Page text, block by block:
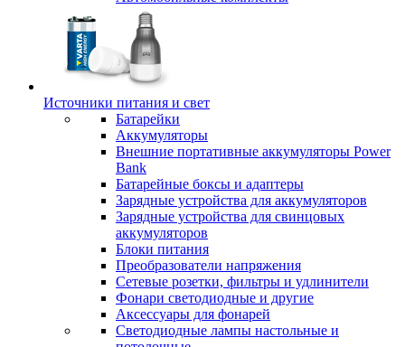
Источники питания и свет
Батарейки
Аккумуляторы
Внешние портативные аккумуляторы Power
Bank
Батарейные боксы и адаптеры
Зарядные устройства для аккумуляторов
Зарядные устройства для свинцовых
аккумуляторов
Блоки питания
Преобразователи напряжения
Сетевые розетки, фильтры и удлинители
Фонари светодиодные и другие
Аксессуары для фонарей
Светодиодные лампы настольные и